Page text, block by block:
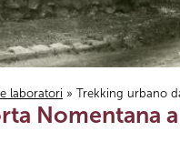
laboratori » Trekking urbano
Nomentana